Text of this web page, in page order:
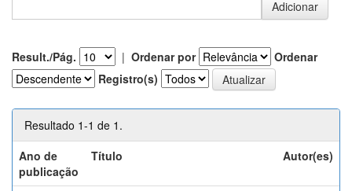
Result./Pág. | Ordenar por
Ordenar
Registro(s)
Resultado 1-1 de 1.
Ano de
publicação
Título Autor(es)